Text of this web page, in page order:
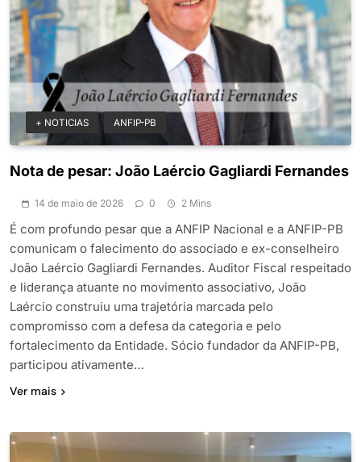
+ NOTICIAS ANFIP-PB
Nota de pesar: João Laércio Gagliardi Fernandes
14 de maio de 2026 0 2 Mins
É com profundo pesar que a ANFIP Nacional e a ANFIP-PB
comunicam o falecimento do associado e ex-conselheiro
João Laércio Gagliardi Fernandes. Auditor Fiscal respeitado
e liderança atuante no movimento associativo, João
Laércio construiu uma trajetória marcada pelo
compromisso com a defesa da categoria e pelo
fortalecimento da Entidade. Sócio fundador da ANFIP-PB,
participou ativamente…
Ver mais